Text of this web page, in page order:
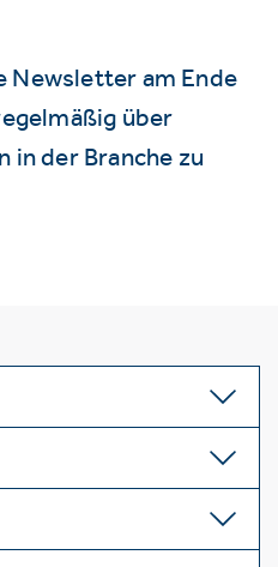
Newsletter am Ende
über
in der Branche zu